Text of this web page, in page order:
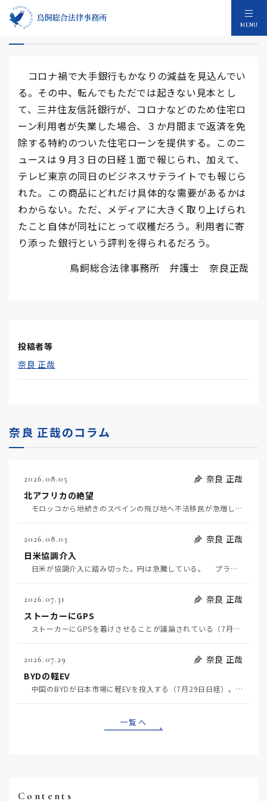
MENU
失業時返済免除住宅ローン
コロナ禍で大手銀行もかなりの減益を見込んでい
る。その中、転んでもただでは起きない見本とし
て、三井住友信託銀行が、コロナなどのため住宅ロ
ーン利用者が失業した場合、３か月間まで返済を免
除する特約のついた住宅ローンを提供する。このニ
ュースは９月３日の日経１面で報じられ、加えて、
テレビ東京の同日のビジネスサテライトでも報じら
れた。この商品にどれだけ具体的な需要があるかは
わからない。ただ、メディアに大きく取り上げられ
たこと自体が同社にとって収穫だろう。利用者に寄
り添った銀行という評判を得られるだろう。
鳥飼総合法律事務所 弁護士 奈良正哉
投稿者等
奈良 正哉
奈良 正哉のコラム
2026.08.05
奈良 正哉
北アフリカの絶望
モロッコから地続きのスペインの飛び地へ不法移民が急増していて、当地の大問題となっている。「海を泳い…
2026.08.03
奈良 正哉
日米協調介入
日米が協調介入に踏み切った。円は急騰している。 プラザ合意以降、協調介入は為替相場の転機になって…
2026.07.31
奈良 正哉
ストーカーにGPS
ストーカーにGPSを着けさせることが議論されている（7月29日日経）。反対派は「ストーカーにも人権…
2026.07.29
奈良 正哉
BYDの軽EV
中国のBYDが日本市場に軽EVを投入する（7月29日日経）。この報道について思うこと3つ。 一つ…
一覧へ
Contents